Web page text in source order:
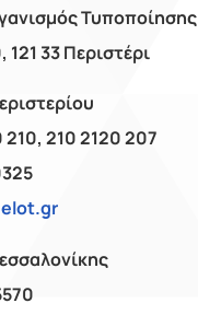
Τυποποίησης
33 Περιστέρι
210, 210 2120 207